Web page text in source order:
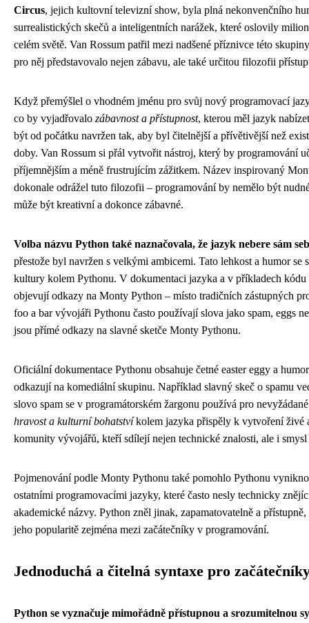
Circus, jejich kultovní televizní show, byla plná nekonvenčního
surrealistických skečů a inteligentních narážek, které oslovily
celém světě. Van Rossum patřil mezi nadšené příznivce této
pro něj představovalo nejen zábavu, ale také určitou filozofii
Když přemýšlel o vhodném jménu pro svůj nový programovací
co by vyjadřovalo zábavnost a přístupnost, kterou měl jazyk
být od počátku navržen tak, aby byl čitelnější a přívětivější než
doby. Van Rossum si přál vytvořit nástroj, který by programování
příjemnějším a méně frustrujícím zážitkem. Název inspirovaný
dokonale odrážel tuto filozofii – programování by nemělo být
může být kreativní a dokonce zábavné.
Volba názvu Python také naznačovala, že jazyk nebere sám
přestože byl navržen s velkými ambicemi. Tato lehkost a humor se
kultury kolem Pythonu. V dokumentaci jazyka a v příkladech kódu
objevují odkazy na Monty Python – místo tradičních zástupných
foo a bar vývojáři Pythonu často používají slova jako spam, eggs
jsou přímé odkazy na slavné sketče Monty Pythonu.
Oficiální dokumentace Pythonu obsahuje četné easter eggy a
odkazují na komediální skupinu. Například slavný skeč o spamu
slovo spam se v programátorském žargonu používá pro
hravost a kulturní bohatstvíkolem jazyka přispěly k vytvoření živé
komunity vývojářů, kteří sdílejí nejen technické znalosti, ale i
Pojmenování podle Monty Pythonu také pomohlo Pythonu
ostatními programovacími jazyky, které často nesly technicky
akademické názvy. Python zněl jinak, zapamatovatelně a
jeho popularitě zejména mezi začátečníky v programování.
Jednoduchá a čitelná syntaxe pro
Python se vyznačuje mimořádně přístupnou a srozumitelnou